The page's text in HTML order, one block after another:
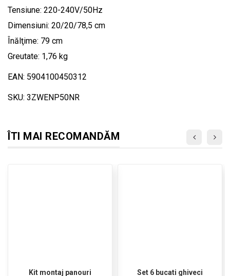
Tensiune: 220-240V/50Hz
Dimensiuni: 20/20/78,5 cm
Înălţime: 79 cm
Greutate: 1,76 kg
EAN: 5904100450312
SKU: 3ZWENP50NR
ÎTI MAI RECOMANDĂM
Kit montaj panouri
Set 6 bucati ghiveci